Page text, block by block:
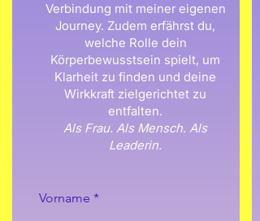
Verbindung mit meiner eigenen
Journey. Zudem erfährst du,
welche Rolle dein
Körperbewusstsein spielt, um
Klarheit zu finden und deine
Wirkkraft zielgerichtet zu
entfalten.
Als Frau. Als Mensch. Als
Leaderin.
Vorname